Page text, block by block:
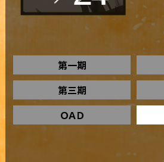
第一期
第三期
ＯＡＤ